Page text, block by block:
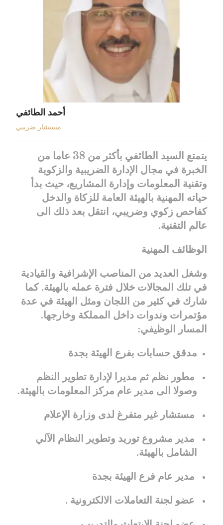
أحمد الطائفي
مستشار ضريبي
يتمتع السيد الطائفي بأكثر من 38 عاما من
الخبرة في مجال الإدارة الضريبية والزكوية
وتقنية المعلومات وإدارة المشاريع، حيث بدأ
حياته المهنية بالهيئة العامة للزكاة والدخل
كفاحص زكوي وضريبي، انتقل بعد ذلك الى
عالم التقنية.
الوظائف المهنية
وشغل العديد من المناصب الإشرافية والقيادية
في تلك المجالات خلال فترة عمله بالهيئة. كما
شارك في كثير من اللجان ومثل الهيئة في عدة
مؤتمرات وندوات داخل المملكة وخارجها.
المسار الوظيفي:
مدقق حسابات بفرع الهيئة بجدة
مطور نظم ثم مديرا لإدارة تطوير النظم
وصولا الى مدير عام مركز المعلومات بالهيئة.
مستشار غير متفرغ لدى وزارة الإعلام
مدير مشروع توريد وتطوير النظام الآلي
الشامل بالهيئة.
مدير عام فرع الهيئة بجدة
عضو لجنة التعاملات الالكترونية .